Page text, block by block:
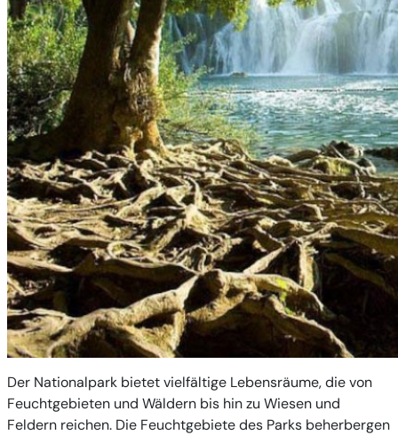
Der Nationalpark bietet vielfältige Lebensräume, die von
Feuchtgebieten und Wäldern bis hin zu Wiesen und
Feldern reichen. Die Feuchtgebiete des Parks beherbergen